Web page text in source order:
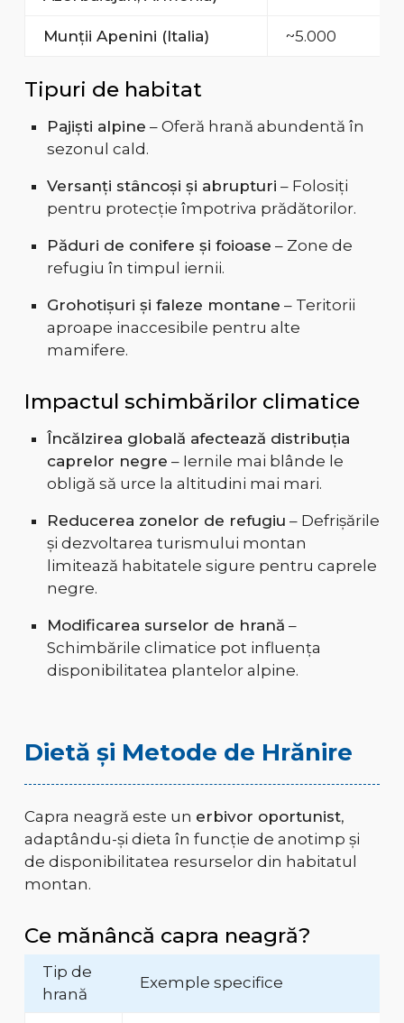
Munții Apenini (Italia) ~5.000
Tipuri de habitat
Pajiști alpine – Oferă hrană abundentă în
sezonul cald.
Versanți stâncoși și abrupturi – Folosiți
pentru protecție împotriva prădătorilor.
Păduri de conifere și foioase – Zone de
refugiu în timpul iernii.
Grohotișuri și faleze montane – Teritorii
aproape inaccesibile pentru alte
mamifere.
Impactul schimbărilor climatice
Încălzirea globală afectează distribuția
caprelor negre – Iernile mai blânde le
obligă să urce la altitudini mai mari.
Reducerea zonelor de refugiu – Defrișările
și dezvoltarea turismului montan
limitează habitatele sigure pentru caprele
negre.
Modificarea surselor de hrană –
Schimbările climatice pot influența
disponibilitatea plantelor alpine.
Dietă și Metode de Hrănire
Capra neagră este un erbivor oportunist,
adaptându-și dieta în funcție de anotimp și
de disponibilitatea resurselor din habitatul
montan.
Ce mănâncă capra neagră?
Tip de
hrană
Exemple specifice